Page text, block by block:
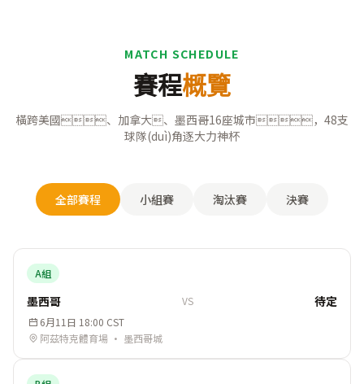
MATCH SCHEDULE
賽程概覽
橫跨美國、加拿大、墨西哥16座城市，48支
球隊(duì)角逐大力神杯
全部賽程 小組賽 淘汰賽 決賽
A組
墨西哥 VS 待定
6月11日 18:00 CST
阿茲特克體育場 · 墨西哥城